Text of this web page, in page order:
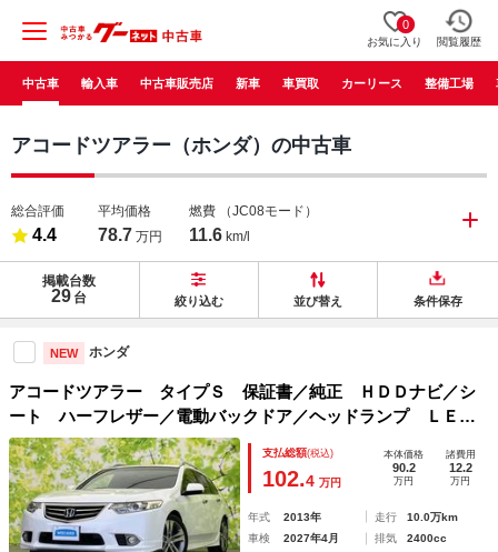
0
お気に入り 閲覧履歴
中古車 輸入車 中古車販売店 新車 車買取 カーリース 整備工場
アコードツアラー（ホンダ）の中古車
総合評価
4.4
平均価格
78.7 万円
燃費 （JC08モード）
11.6 km/l
掲載台数
29 台 絞り込む 並び替え 条件保存
NEW ホンダ
アコードツアラー タイプＳ 保証書／純正 ＨＤＤナビ／シ
ート ハーフレザー／電動バックドア／ヘッドランプ ＬＥＤ
／ＥＴＣ／ＥＢＤ付ＡＢＳ／横滑り防止装置／バックモニター
／フルセグＴＶ／ＤＶＤ／ルーフレール／エアバッグ 運転席
支払総額(税込)
102.4 万円
本体価格
90.2
万円
諸費用
12.2
万円
年式 2013年 走行
10.0万km
車検
2027年4月 排気
2400cc